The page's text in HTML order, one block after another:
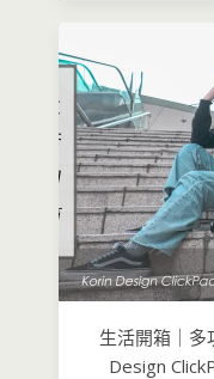
生活開箱｜多
Design